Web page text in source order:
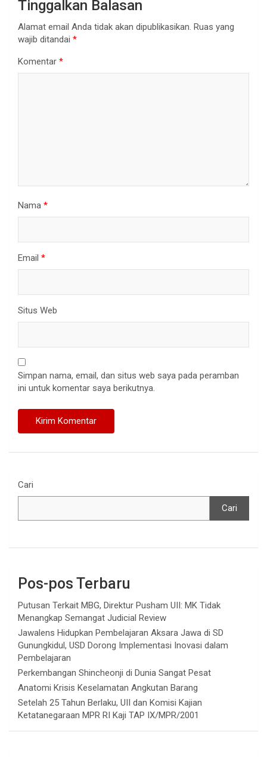
Tinggalkan Balasan
Alamat email Anda tidak akan dipublikasikan. Ruas yang
wajib ditandai *
Komentar *
Nama *
Email *
Situs Web
Simpan nama, email, dan situs web saya pada peramban
ini untuk komentar saya berikutnya.
Cari
Cari
Pos-pos Terbaru
Putusan Terkait MBG, Direktur Pusham UII: MK Tidak
Menangkap Semangat Judicial Review
Jawalens Hidupkan Pembelajaran Aksara Jawa di SD
Gunungkidul, USD Dorong Implementasi Inovasi dalam
Pembelajaran
Perkembangan Shincheonji di Dunia Sangat Pesat
Anatomi Krisis Keselamatan Angkutan Barang
Setelah 25 Tahun Berlaku, UII dan Komisi Kajian
Ketatanegaraan MPR RI Kaji TAP IX/MPR/2001